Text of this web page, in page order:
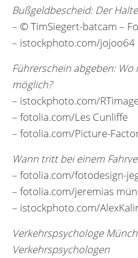
Bußgeldbescheid: Der
– © TimSiegert-batcam –
– istockphoto.com/jojoo64
Führerschein abgeben:
möglich?
– istockphoto.com/
– fotolia.com/Les Cunliffe
– fotolia.com/Picture-
Wann tritt bei einem
– fotolia.com/fotodesign-
– fotolia.com/jeremias
– istockphoto.com/
Verkehrspsychologe
Verkehrspsychologen